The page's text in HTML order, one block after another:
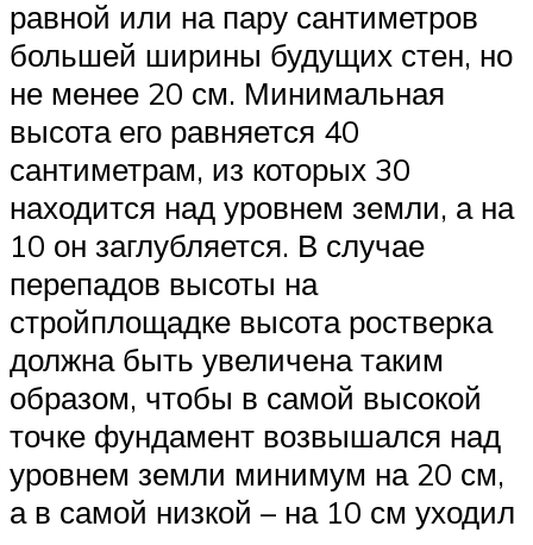
равной или на пару сантиметров
большей ширины будущих стен, но
не менее 20 см. Минимальная
высота его равняется 40
сантиметрам, из которых 30
находится над уровнем земли, а на
10 он заглубляется. В случае
перепадов высоты на
стройплощадке высота ростверка
должна быть увеличена таким
образом, чтобы в самой высокой
точке фундамент возвышался над
уровнем земли минимум на 20 см,
а в самой низкой – на 10 см уходил